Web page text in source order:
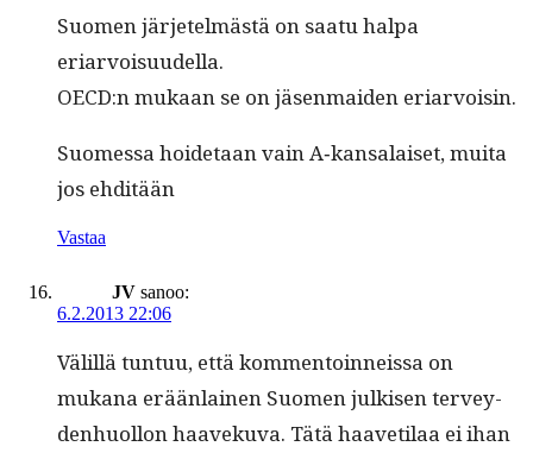
Suomen jär­jetelmästä on saatu hal­pa
eriarvoisuudella.
OECD:n mukaan se on jäsen­maid­en eriarvoisin.
Suomes­sa hoide­taan vain A‑kansalaiset, mui­ta
jos ehditään
Vastaa
JV sanoo:
6.2.2013 22:06
Välil­lä tun­tuu, että kom­men­toin­neis­sa on
mukana erään­lainen Suomen julkisen ter­vey­
den­huol­lon haaveku­va. Tätä haaveti­laa ei ihan